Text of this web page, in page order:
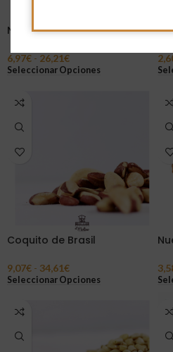
Nueces de Macadamia
6,97€ - 26,21€
Seleccionar Opciones
Coquito de Brasil
9,07€ - 34,61€
Seleccionar Opciones